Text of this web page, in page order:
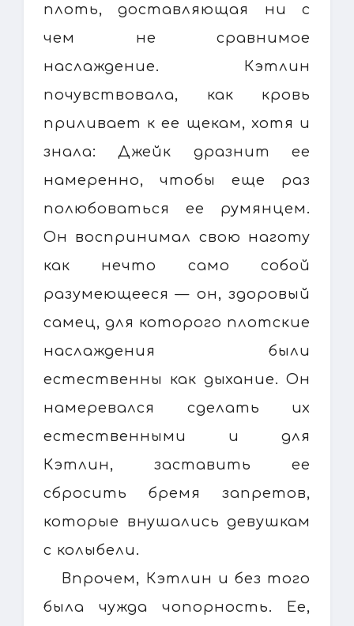
плоть, доставляющая ни с
чем не сравнимое
наслаждение. Кэтлин
почувствовала, как кровь
приливает к ее щекам, хотя и
знала: Джейк дразнит ее
намеренно, чтобы еще раз
полюбоваться ее румянцем.
Он воспринимал свою наготу
как нечто само собой
разумеющееся — он, здоровый
самец, для которого плотские
наслаждения были
естественны как дыхание. Он
намеревался сделать их
естественными и для
Кэтлин, заставить ее
сбросить бремя запретов,
которые внушались девушкам
с колыбели.
Впрочем, Кэтлин и без того
была чужда чопорность. Ее,